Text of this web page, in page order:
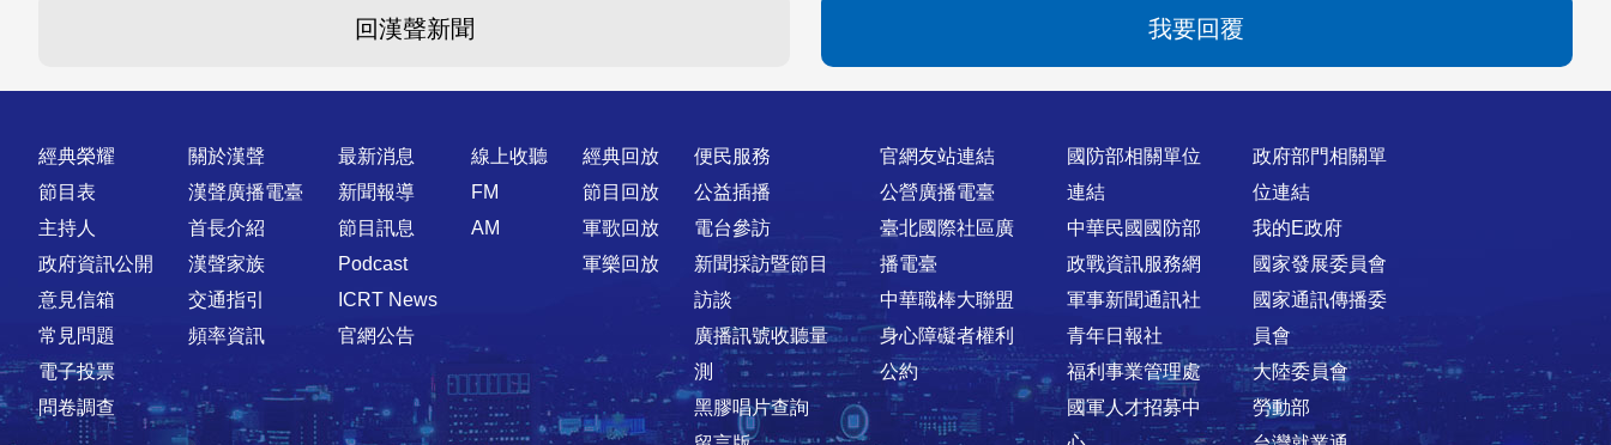
回漢聲新聞 我要回覆
快速連結
經典榮耀
節目表
主持人
政府資訊公開
意見信箱
常見問題
電子投票
問卷調查
關於漢聲
漢聲廣播電臺
首長介紹
漢聲家族
交通指引
頻率資訊
最新消息
新聞報導
節目訊息
Podcast
ICRT News
官網公告
線上收聽
FM
AM
經典回放
節目回放
軍歌回放
軍樂回放
便民服務
公益插播
電台參訪
新聞採訪暨節目
訪談
廣播訊號收聽量
測
黑膠唱片查詢
官網友站連結
公營廣播電臺
臺北國際社區廣
播電臺
中華職棒大聯盟
身心障礙者權利
公約
國防部相關單位
連結
中華民國國防部
政戰資訊服務網
軍事新聞通訊社
青年日報社
福利事業管理處
國軍人才招募中
政府部門相關單
位連結
我的E政府
國家發展委員會
國家通訊傳播委
員會
大陸委員會
勞動部